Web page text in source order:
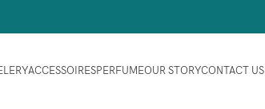
ACCESSOIRESPERFUMEOUR STORYCONTACT US